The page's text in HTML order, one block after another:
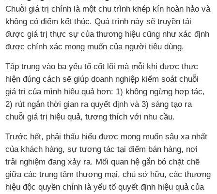
Chuỗi giá trị chính là một chu trình khép kín hoàn hảo và
không có điểm kết thúc. Quá trình này sẽ truyền tải
được giá trị thực sự của thương hiệu cũng như xác định
được chính xác mong muốn của người tiêu dùng.
Tập trung vào ba yếu tố cốt lõi mà mỗi khi được thực
hiện đúng cách sẽ giúp doanh nghiệp kiểm soát chuỗi
giá trị của mình hiệu quả hơn: 1) không ngừng hợp tác,
2) rút ngắn thời gian ra quyết định và 3) sáng tạo ra
chuỗi giá trị hiệu quả, tương thích với nhu cầu.
Trước hết, phải thấu hiểu được mong muốn sâu xa nhất
của khách hàng, sự tương tác tại điểm bán hàng, nơi
trải nghiệm đang xảy ra. Mối quan hệ gắn bó chặt chẽ
giữa các trung tâm thương mại, chủ sở hữu, các thương
hiệu độc quyền chính là yếu tố quyết định hiệu quả của